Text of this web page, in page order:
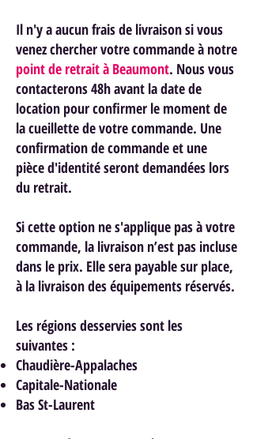
Il n'y a aucun frais de livraison si vous
venez chercher votre commande à notre
point de retrait à Beaumont. Nous vous
contacterons 48h avant la date de
location pour confirmer le moment de
la cueillette de votre commande. Une
confirmation de commande et une
pièce d'identité seront demandées lors
du retrait.
Si cette option ne s'applique pas à votre
commande, la livraison n’est pas incluse
dans le prix. Elle sera payable sur place,
à la livraison des équipements réservés.
Les régions desservies sont les
suivantes :
Chaudière-Appalaches
Capitale-Nationale
Bas St-Laurent